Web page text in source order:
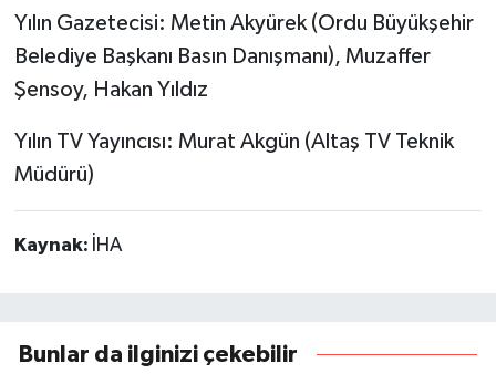
Yılın Gazetecisi: Metin Akyürek (Ordu Büyükşehir
Belediye Başkanı Basın Danışmanı), Muzaffer
Şensoy, Hakan Yıldız
Yılın TV Yayıncısı: Murat Akgün (Altaş TV Teknik
Müdürü)
Kaynak: İHA
Bunlar da ilginizi çekebilir